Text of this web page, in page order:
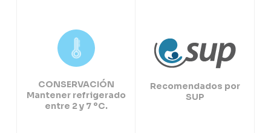
CONSERVACIÓN
Mantener refrigerado
entre 2 y 7 ºC.
Recomendados por
SUP